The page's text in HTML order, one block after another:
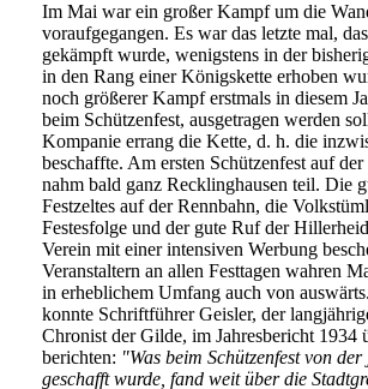
Im Mai war ein großer Kampf um die
voraufgegangen. Es war das letzte mal,
gekämpft wurde, wenigstens in der
in den Rang einer Königskette erhoben
noch größerer Kampf erstmals in diesem
beim Schützenfest, ausgetragen werden
Kompanie errang die Kette, d. h. die
beschaffte. Am ersten Schützenfest auf
nahm bald ganz Recklinghausen teil. Die
Festzeltes auf der Rennbahn, die
Festesfolge und der gute Ruf der
Verein mit einer intensiven Werbung
Veranstaltern an allen Festtagen wahren
in erheblichem Umfang auch von
konnte Schriftführer Geisler, der
Chronist der Gilde, im Jahresbericht 1934
berichten: "Was beim Schützenfest von
geschafft wurde, fand weit über die